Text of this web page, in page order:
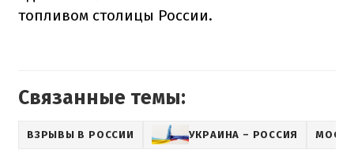
топливом столицы России.
Связанные темы:
ВЗРЫВЫ В РОССИИ УКРАИНА – РОССИЯ